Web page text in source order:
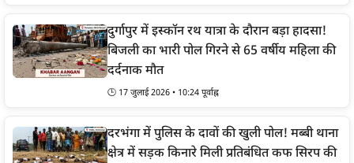
दुर्गापुर में इस्कॉन रथ यात्रा के दौरान बड़ा हादसा!
बिजली का भारी पोल गिरने से 65 वर्षीय महिला की
दर्दनाक मौत
🕒 17 जुलाई 2026 • 10:24 पूर्वाह्न
दरभंगा में पुलिस के दावों की खुली पोल! मब्बी थाना
क्षेत्र में सड़क किनारे मिली प्रतिबंधित कफ सिरप की